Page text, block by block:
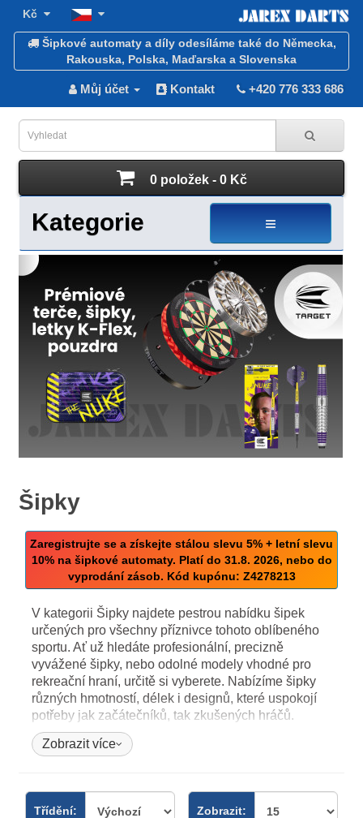
Kč
Šipkové automaty a díly odesíláme také do Německa,
Rakouska, Polska, Maďarska a Slovenska
Můj účet Kontakt +420 776 333 686
0 položek - 0 Kč
Kategorie
Šipky
Zaregistrujte se a získejte stálou slevu 5% + letní slevu
10% na šipkové automaty. Platí do 31.8. 2026, nebo do
vyprodání zásob. Kód kupónu: Z4278213
V kategorii Šipky najdete pestrou nabídku šipek
určených pro všechny příznivce tohoto oblíbeného
sportu. Ať už hledáte profesionální, precizně
vyvážené šipky, nebo odolné modely vhodné pro
rekreační hraní, určitě si vyberete. Nabízíme šipky
různých hmotností, délek i designů, které uspokojí
potřeby jak začátečníků, tak zkušených hráčů.
Zobrazit více
Třídění: Zobrazit: